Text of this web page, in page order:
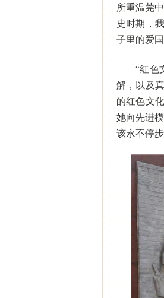
所重温莞
史时期，
子里的爱
“红色
解，以及
的红色文
她向先进
该永不停